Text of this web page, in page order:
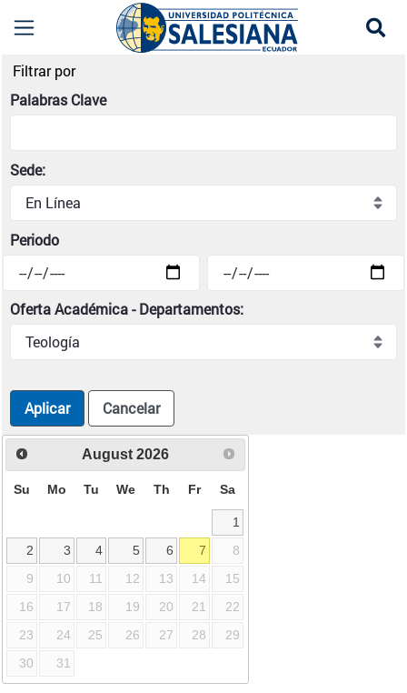
Noticias institucionales | Universidad
Filtrar por
Palabras Clave
Sede:
Periodo
Oferta Académica - Departamentos:
Aplicar Cancelar
August 2026
Su Mo Tu We Th Fr Sa
1
2
3 4 5 6 7
8
9
10 11 12 13 14
15
16
17 18 19 20 21
22
23
24 25 26 27 28
29
30
31